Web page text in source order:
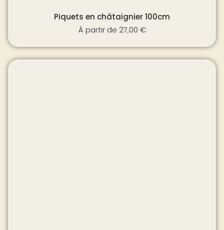
Piquets en châtaignier 100cm
À partir de 27,00 €